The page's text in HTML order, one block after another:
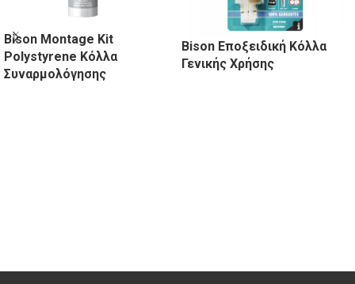
Bison Montage Kit
Polystyrene Κόλλα
Συναρμολόγησης
Bison Εποξειδική Κόλλα
Γενικής Χρήσης